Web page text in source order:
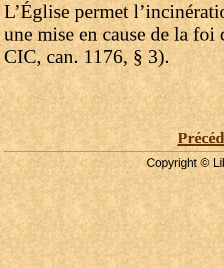
L’Église permet
une mise en cause de la
CIC, can. 1176, § 3).
Copyright ©